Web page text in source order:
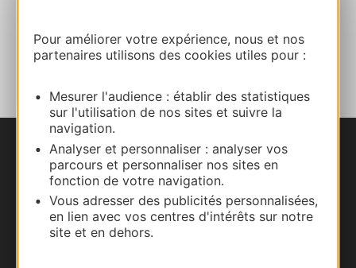
Pour améliorer votre expérience, nous et nos
partenaires utilisons des cookies utiles pour :
Mesurer l'audience : établir des statistiques
sur l'utilisation de nos sites et suivre la
navigation.
Analyser et personnaliser : analyser vos
parcours et personnaliser nos sites en
fonction de votre navigation.
Vous adresser des publicités personnalisées,
en lien avec vos centres d'intérêts sur notre
site et en dehors.
AJOUTER
AU CARNET
Nous contacter
Carte interactive
Documentation